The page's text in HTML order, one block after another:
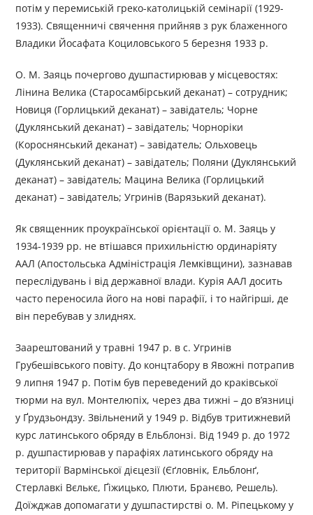
потім у перемиській греко-католицькій семінарії (1929-
1933). Священничі свячення прийняв з рук блаженного
Владики Йосафата Коциловського 5 березня 1933 р.
О. М. Заяць почергово душпастирював у місцевостях:
Лінина Велика (Старосамбірський деканат) – сотрудник;
Новиця (Горлицький деканат) – завідатель; Чорне
(Дуклянський деканат) – завідатель; Чорноріки
(Короснянський деканат) – завідатель; Ольховець
(Дуклянський деканат) – завідатель; Поляни (Дуклянський
деканат) – завідатель; Мацина Велика (Горлицький
деканат) – завідатель; Угринів (Варязький деканат).
Як священник проукраїнської орієнтації о. М. Заяць у
1934-1939 рр. не втішався прихильністю ординаріяту
ААЛ (Апостольська Адміністрація Лемківщини), зазнавав
переслідувань і від державної влади. Курія ААЛ досить
часто переносила його на нові парафії, і то найгірші, де
він перебував у злиднях.
Заарештований у травні 1947 р. в с. Угринів
Грубешівського повіту. До концтабору в Явожні потрапив
9 липня 1947 р. Потім був переведений до краківської
тюрми на вул. Монтелюпіх, через два тижні – до в’язниці
у Ґрудзьондзу. Звільнений у 1949 р. Відбув тритижневий
курс латинського обряду в Ельблонзі. Від 1949 р. до 1972
р. душпастирював у парафіях латинського обряду на
території Вармінської дієцезії (Єґловнік, Ельблонґ,
Стерлавкі Вєлькє, Ґіжицько, Плюти, Бранєво, Решель).
Доїжджав допомагати у душпастирстві о. М. Ріпецькому у